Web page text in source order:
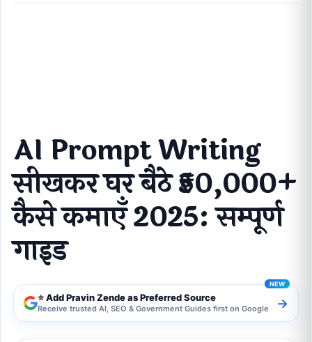
AI Prompt Writing
सीखकर घर बैठे ₹50,000+
कैसे कमाएँ 2025: सम्पूर्ण
गाइड
⭐ Add Pravin Zende as Preferred Source
Receive trusted AI, SEO & Government Guides first on Google →